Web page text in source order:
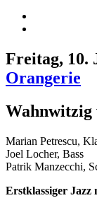
Freitag, 10.
Orangerie
Wahnwitzig
Marian Petrescu,
Joel Locher, Bass
Patrik Manzecchi,
Erstklassiger